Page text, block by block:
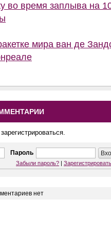
во время заплыва на
мира ван де
Пароль
Забыли пароль? |
нет